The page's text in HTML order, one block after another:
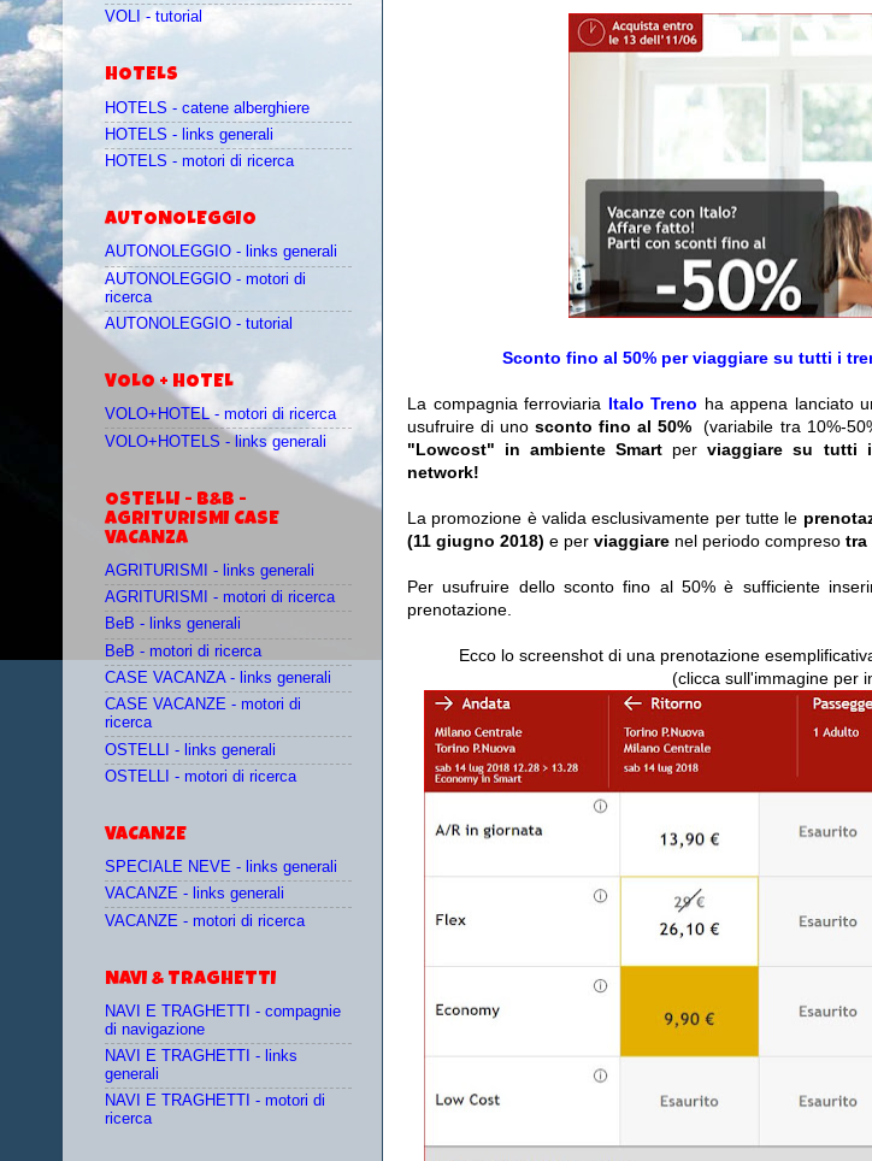
Sconto fino al 50% per viaggiare su tutti i
La compagnia ferroviaria Italo Treno ha appena lanciato
usufruire di unosconto fino al 50% (variabile tra 10%-
"Lowcost" in ambiente Smart per viaggiare su tutti
network!
La promozione è valida esclusivamente per tutte le
(11 giugno 2018) e per viaggiare nel periodo compreso tra
Per usufruire dello sconto fino al 50% è sufficiente
prenotazione.
Ecco lo screenshot di una prenotazione
(clicca sull'immagine per
VOLI - tutorial
HOTELS
HOTELS - catene alberghiere
HOTELS - links generali
HOTELS - motori di ricerca
AUTONOLEGGIO
AUTONOLEGGIO - links generali
AUTONOLEGGIO - motori di
ricerca
AUTONOLEGGIO - tutorial
VOLO + HOTEL
VOLO+HOTEL - motori di ricerca
VOLO+HOTELS - links generali
OSTELLI - B&B -
AGRITURISMI CASE
VACANZA
AGRITURISMI - links generali
AGRITURISMI - motori di ricerca
BeB - links generali
BeB - motori di ricerca
CASE VACANZA - links generali
CASE VACANZE - motori di
ricerca
OSTELLI - links generali
OSTELLI - motori di ricerca
VACANZE
SPECIALE NEVE - links generali
VACANZE - links generali
VACANZE - motori di ricerca
NAVI & TRAGHETTI
NAVI E TRAGHETTI - compagnie
di navigazione
NAVI E TRAGHETTI - links
generali
NAVI E TRAGHETTI - motori di
ricerca